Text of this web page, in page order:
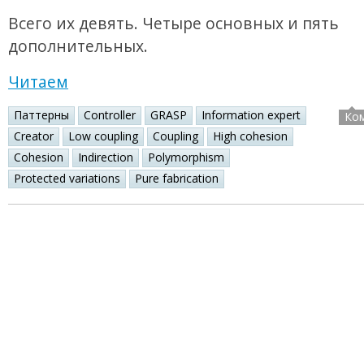
Всего их девять. Четыре основных и пять
дополнительных.
Читаем
Паттерны Controller GRASP
Information expert
Creator
Low coupling Coupling
High cohesion
Cohesion
Indirection
Polymorphism
Protected variations
Pure fabrication